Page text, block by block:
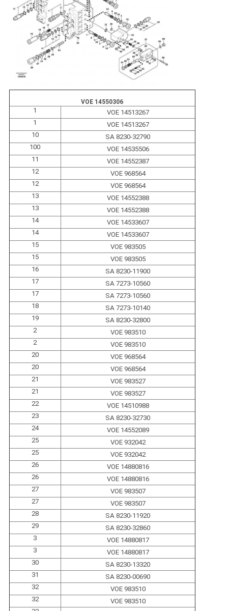
VOE 14550306
1
VOE 14513267
1
VOE 14513267
10
SA 8230-32790
100
VOE 14535506
11
VOE 14552387
12
VOE 968564
12
VOE 968564
13
VOE 14552388
13
VOE 14552388
14
VOE 14533607
14
VOE 14533607
15
VOE 983505
15
VOE 983505
16
SA 8230-11900
17
SA 7273-10560
17
SA 7273-10560
18
SA 7273-10140
19
SA 8230-32800
2
VOE 983510
2
VOE 983510
20
VOE 968564
20
VOE 968564
21
VOE 983527
21
VOE 983527
22
VOE 14510988
23
SA 8230-32730
24
VOE 14552089
25
VOE 932042
25
VOE 932042
26
VOE 14880816
26
VOE 14880816
27
VOE 983507
27
VOE 983507
28
SA 8230-11920
29
SA 8230-32860
3
VOE 14880817
3
VOE 14880817
30
SA 8230-13320
31
SA 8230-00690
32
VOE 983510
32
VOE 983510